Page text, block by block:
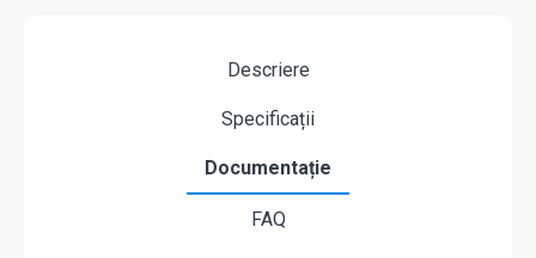
Descriere
Specificații
Documentație
FAQ